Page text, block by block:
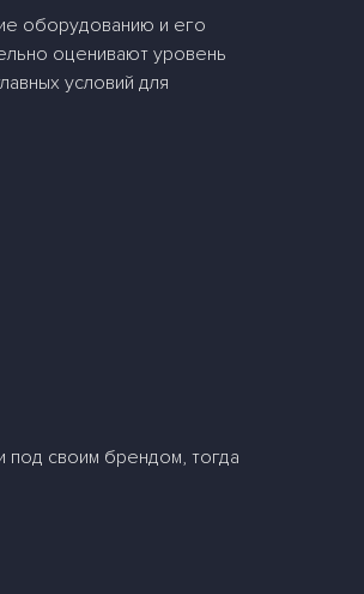
оборудованию и его
оценивают уровень
условий для
под своим брендом, тогда